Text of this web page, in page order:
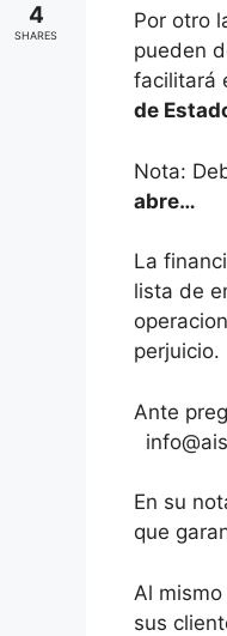
Por otro
pueden
facilitará
de
Nota:
abre…
La
lista de
perjuicio.
Ante
En su
que
Al
sus
4
SHARES